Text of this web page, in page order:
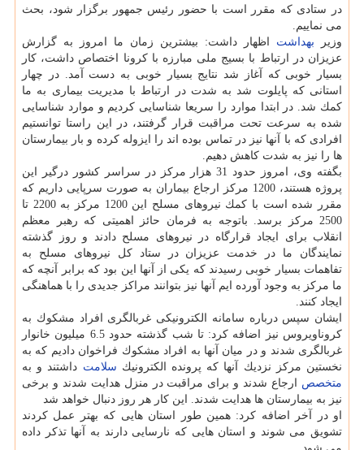
در ستادی كه مقرر است با حضور رئیس جمهور برگزار شود، بحث
می نماییم.
وزیر بهداشت اظهار داشت: بیشترین زمان ما امروز به گزارش
عزیزان در ارتباط با بسیج ملی مبارزه با كرونا اختصاص داشت، كار
بسیار خوبی كه آغاز شد نتایج بسیار خوبی به دست آمد. در چهار
استانی كه پایلوت شد به شدت در ارتباط با مدیریت بیماری به ما
كمك شد. در ابتدا موارد را سریعا شناسایی كردیم و موارد شناسایی
شده به سرعت تحت مراقبت قرار گرفتند، در این راستا توانستیم
افرادی كه با آنها نیز در تماس بوده اند را ایزوله كرده و بار بیمارستان
ها را نیز به شدت كاهش دهیم.
بگفته وی، امروز حدود 31 هزار مركز در سراسر كشور درگیر این
پروژه هستند، 1200 مركز ارجاع بیماران به صورت سرپایی داریم كه
مقرر شده است با كمك نیروهای مسلح این 1200 مركز به 2200 تا
2500 مركز برسد. باتوجه به فرمان حائز اهمیتی كه رهبر معظم
انقلاب برای ایجاد قرارگاه در نیروهای مسلح دادند و روز گذشته
نمایندگان ما در خدمت عزیزان در ستاد كل نیروهای مسلح به
تفاهمات بسیار خوبی رسیدند كه یكی از آنها این بود كه برابر آنچه كه
ما مركز به وجود آورده ایم آنها نیز بتوانند مراكز جدیدی را با هماهنگی
ایجاد كنند.
ایشان سپس درباره سامانه الكترونیكی غربالگری افراد مشكوك به
كروناویروس نیز اضافه كرد: تا شب گذشته حدود 6.5 میلیون خانوار
غربالگری شدند و در میان آنها به افراد مشكوك فراخوان دادیم كه به
نخستین مركز نزدیك آنها كه پرونده الكترونیك سلامت داشتند و به
متخصص ارجاع شدند و برای مراقبت در منزل هدایت شدند و برخی
نیز به بیمارستان ها هدایت شدند. این كار هر روز دنبال خواهد شد
او در آخر اضافه كرد: همین طور استان هایی كه بهتر عمل كردند
تشویق می شوند و استان هایی كه نارسایی دارند به آنها تذكر داده
می شود.